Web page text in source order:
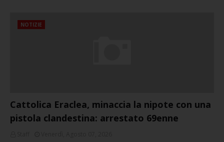
NOTIZIE
Cattolica Eraclea, minaccia la nipote con una
pistola clandestina: arrestato 69enne